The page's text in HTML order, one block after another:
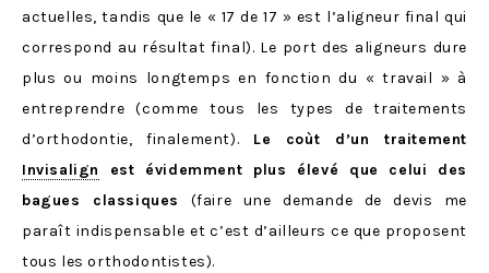
actuelles, tandis que le « 17 de 17 » est l’aligneur final qui
correspond au résultat final). Le port des aligneurs dure
plus ou moins longtemps en fonction du « travail » à
entreprendre (comme tous les types de traitements
d’orthodontie, finalement). Le coùt d’un traitement
Invisalign
est évidemment plus élevé que celui des
bagues classiques
(faire une demande de devis me
paraît indispensable et c’est d’ailleurs ce que proposent
tous les orthodontistes).